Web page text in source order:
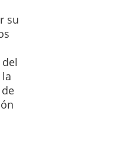
su